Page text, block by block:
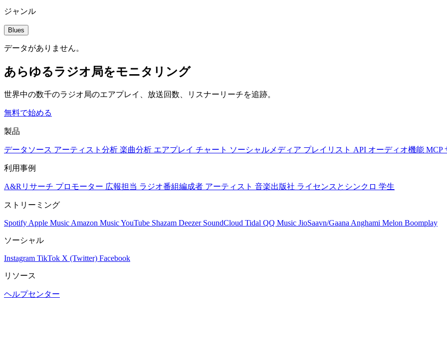
ジャンル
Blues
データがありません。
あらゆるラジオ局をモニタリング
世界中の数千のラジオ局のエアプレイ、放送回数、リスナーリーチを追跡。
無料で始める
製品
データソース アーティスト分析 楽曲分析 エアプレイ チャート ソーシャルメディア プレイリスト API オーディオ機能 MCP
利用事例
A&Rリサーチ プロモーター 広報担当 ラジオ番組編成者 アーティスト 音楽出版社 ライセンスとシンクロ 学生
ストリーミング
Spotify Apple Music Amazon MusicYouTube Shazam Deezer SoundCloud Tidal QQ Music JioSaavn/Gaana Anghami Melon Boomplay
ソーシャル
Instagram TikTok X (Twitter) Facebook
リソース
ヘルプセンター